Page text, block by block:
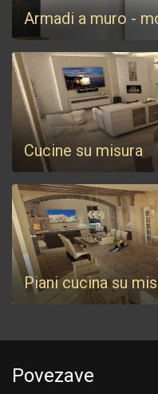
Armadi a muro -
Cucine su misura
Piani cucina su
Povezave